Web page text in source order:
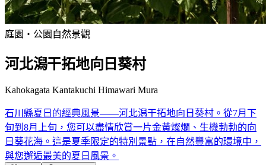
庭園・公園 自然景觀
河北潟干拓地向日葵村
Kahokagata Kantakuchi Himawari Mura
石川縣夏日的經典風景——河北潟干拓地向日葵村。從7月下
旬到8月上旬，您可以盡情欣賞一片金黃燦爛、生機勃勃的向
日葵花海。這是夏季限定的特別景點，在自然豐富的環境中，
與您邂逅最美的夏日風景。